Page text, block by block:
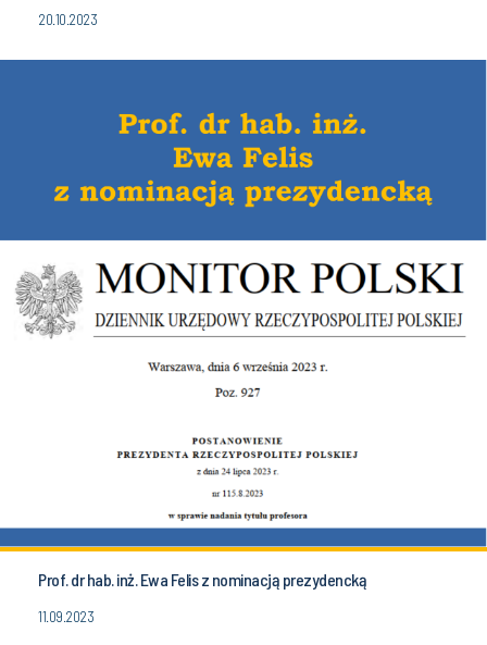
20.10.2023
Prof. dr hab. inż. Ewa Felis z nominacją prezydencką
11.09.2023